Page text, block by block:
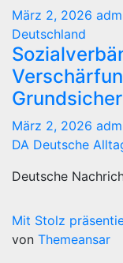
März 2, 2026
Deutschland
März 2, 2026
DA Deutsche
Deutsche
Mit Stolz
von Themeansar